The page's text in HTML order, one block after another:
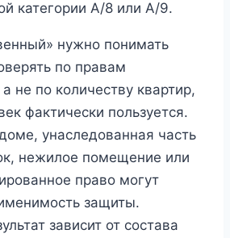
категории A/8 или A/9.
нужно понимать
по правам
не по количеству квартир,
фактически пользуется.
унаследованная часть
нежилое помещение или
право могут
защиты.
зависит от состава